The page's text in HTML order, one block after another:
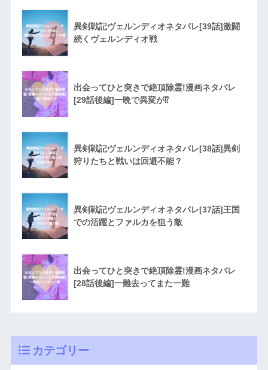
異剣戦記ヴェルンディオネタバレ[39話]激闘
続くヴェルンディオ戦
出会ってひと突きで絶頂除霊!漫画ネタバレ
[29話後編]一晩で異変が⁉︎
異剣戦記ヴェルンディオネタバレ[38話]異剣
狩りたちと戦いは回避不能？
異剣戦記ヴェルンディオネタバレ[37話]王国
での活躍とファルカを狙う敵
出会ってひと突きで絶頂除霊!漫画ネタバレ
[28話後編]一難去ってまた一難
カテゴリー